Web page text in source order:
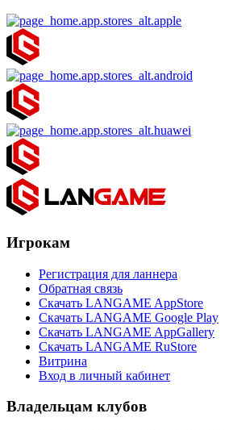
Игрокам
Регистрация для ланнера
Обратная связь
Скачать LANGAME AppStore
Скачать LANGAME Google Play
Скачать LANGAME AppGallery
Скачать LANGAME RuStore
Витрина
Вход в личный кабинет
Владельцам клубов